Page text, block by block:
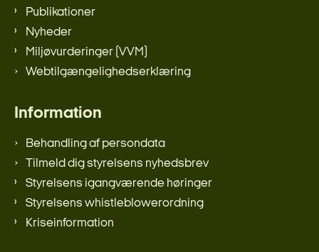
Publikationer
Nyheder
Miljøvurderinger (VVM)
Webtilgængelighedserklæring
Information
Behandling af persondata
Tilmeld dig styrelsens nyhedsbrev
Styrelsens igangværende høringer
Styrelsens whistleblowerordning
Kriseinformation